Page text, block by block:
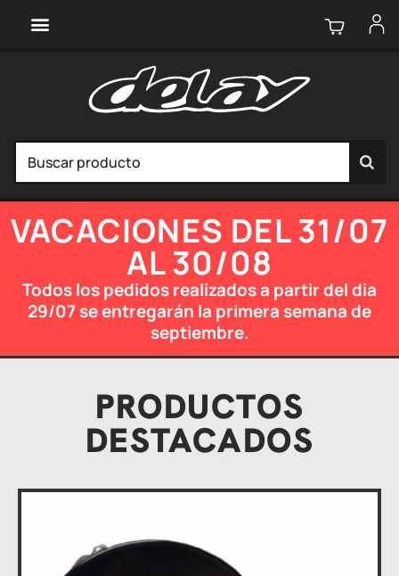
VACACIONES DEL 31/07
AL 30/08
Todos los pedidos realizados a partir del dia
29/07 se entregarán la primera semana de
septiembre.
PRODUCTOS
DESTACADOS